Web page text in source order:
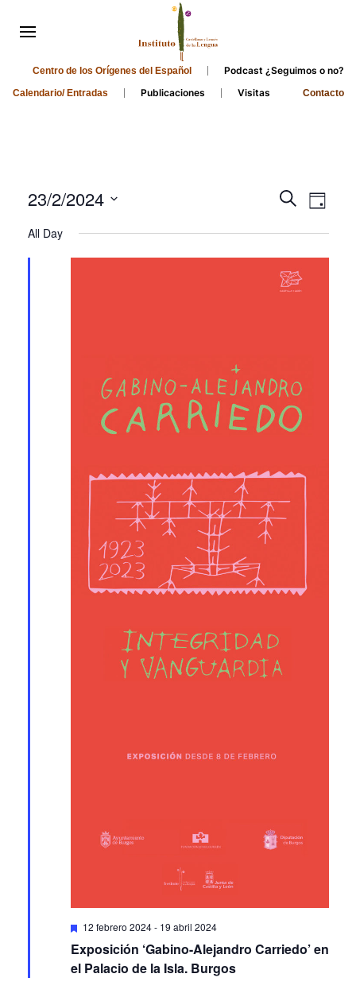
Centro de los Orígenes del Español Podcast ¿Seguimos o no?
Calendario/ Entradas Publicaciones Visitas Contacto
Events
and
Views
Search
Day
23/2/2024
date.
All Day
Featured
12 febrero 2024- 19 abril 2024
Exposición ‘Gabino-Alejandro Carriedo’ en
el Palacio de la Isla. Burgos